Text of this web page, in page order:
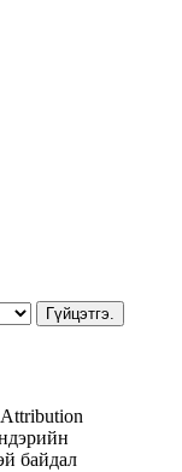
Гүйцэтгэ.
байдал